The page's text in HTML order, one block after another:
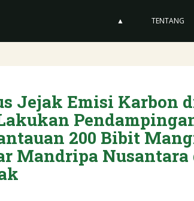
▲ TENTANG
Jejak Emisi Karbon
200 Bibit
Mandripa Nusantara